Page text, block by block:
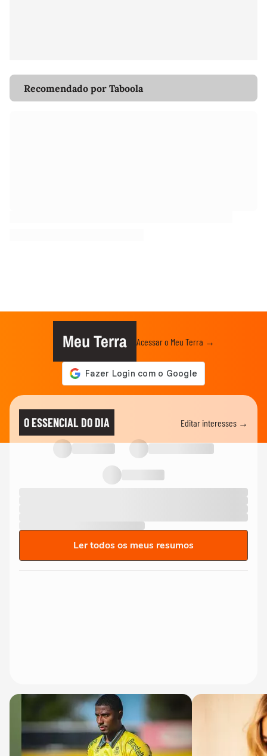
Recomendado por Taboola
Meu Terra Acessar o Meu Terra →
O ESSENCIAL DO DIA Editar interesses →
Ler todos os meus resumos